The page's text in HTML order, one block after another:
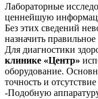
Лабораторные
ценнейшую
Без этих сведений
назначить правильное
Для диагностики
клинике «Центр»
оборудование.
точность и
-Подобную